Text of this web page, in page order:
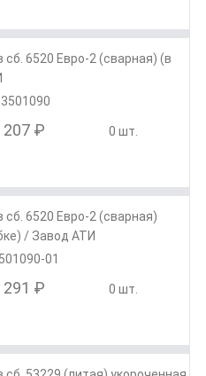
сб. 6520 Евро-2 (сварная) (в
207 ₽ 0 шт.
сб. 6520 Евро-2 (сварная)
/ Завод АТИ
01
291 ₽ 0 шт.